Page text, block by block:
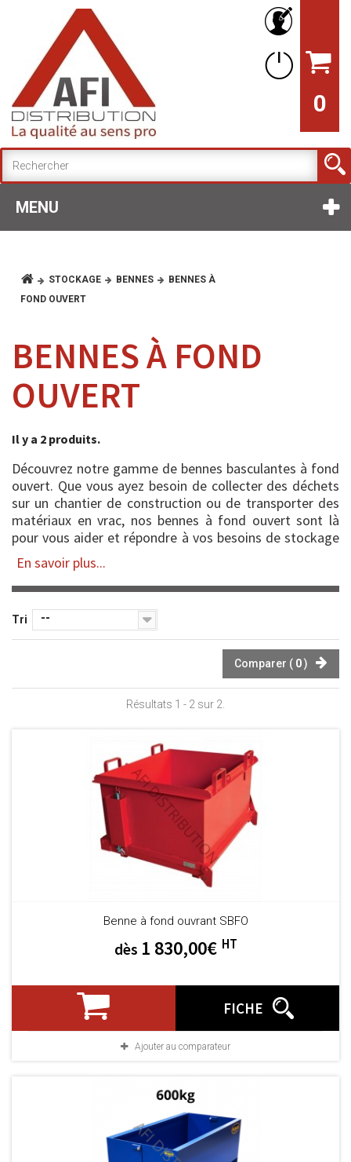
0
MENU
STOCKAGE BENNES
BENNES À
FOND OUVERT
BENNES À FOND
OUVERT
Il y a 2 produits.
Découvrez notre gamme de bennes basculantes à fond
ouvert. Que vous ayez besoin de collecter des déchets
sur un chantier de construction ou de transporter des
matériaux en vrac, nos bennes à fond ouvert sont là
pour vous aider et répondre à vos besoins de stockage
et de manutention.
Fabriquées avec des mat...
En savoir plus...
Tri --
Comparer ( 0)
Résultats 1 - 2 sur 2.
Benne à fond ouvrant SBFO
dès 1 830,00€ HT
FICHE
Ajouter au comparateur